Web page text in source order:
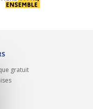
le bandeau des
gratuit